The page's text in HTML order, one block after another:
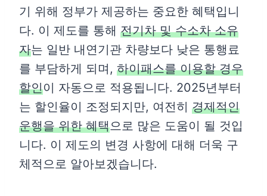
기 위해 정부가 제공하는 중요한 혜택입니
다. 이 제도를 통해 전기차 및 수소차 소유
자는 일반 내연기관 차량보다 낮은 통행료
를 부담하게 되며, 하이패스를 이용할 경우
할인이 자동으로 적용됩니다. 2025년부터
는 할인율이 조정되지만, 여전히 경제적인
운행을 위한 혜택으로 많은 도움이 될 것입
니다. 이 제도의 변경 사항에 대해 더욱 구
체적으로 알아보겠습니다.